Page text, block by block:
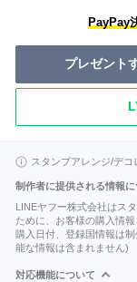
PayPay
プレゼント
スタンプアレンジ/デ
制作者に提供される情報に
LINEヤフー株式会社はス
ために、お客様の購入情報
購入日付、登録国情報は
能な情報は含まれません)
対応機能について